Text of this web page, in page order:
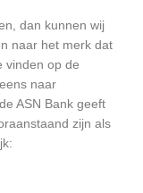
dan kunnen wij
naar het merk dat
vinden op de
naar
ASN Bank geeft
zijn als